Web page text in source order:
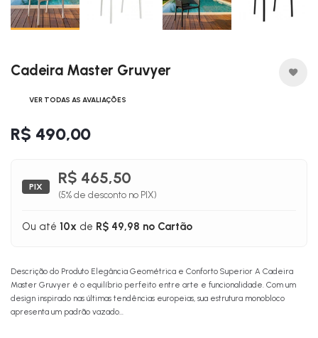
Cadeira Master Gruvyer
VER TODAS AS AVALIAÇÕES
R$ 490,00
PIX R$ 465,50
(5% de desconto no PIX)
Ou até 10x de R$ 49,98 no Cartão
Descrição do Produto Elegância Geométrica e Conforto Superior A Cadeira
Master Gruvyer é o equilíbrio perfeito entre arte e funcionalidade. Com um
design inspirado nas últimas tendências europeias, sua estrutura monobloco
apresenta um padrão vazado...